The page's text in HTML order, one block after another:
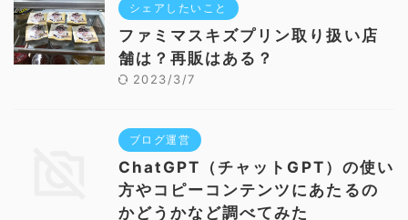
シェアしたいこと
ファミマスキズプリン取り扱い店
舗は？再販はある？
2023/3/7
ブログ運営
ChatGPT（チャットGPT）の使い
方やコピーコンテンツにあたるの
かどうかなど調べてみた